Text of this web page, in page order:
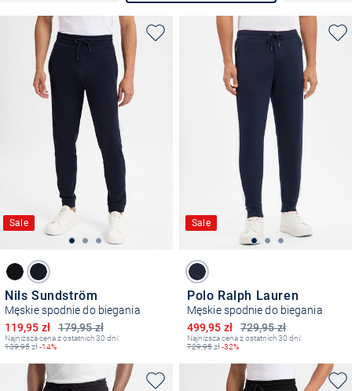
Sale
Nils Sundström
Męskie spodnie do biegania
179,95 zł
Obniżona cena
119,95 zł
Najniższa cena z ostatnich 30 dni:
139,95zł-14%
Sale
Polo Ralph Lauren
Męskie spodnie do biegania
729,95 zł
Obniżona cena
499,95 zł
Najniższa cena z ostatnich 30 dni:
729,95zł-32%